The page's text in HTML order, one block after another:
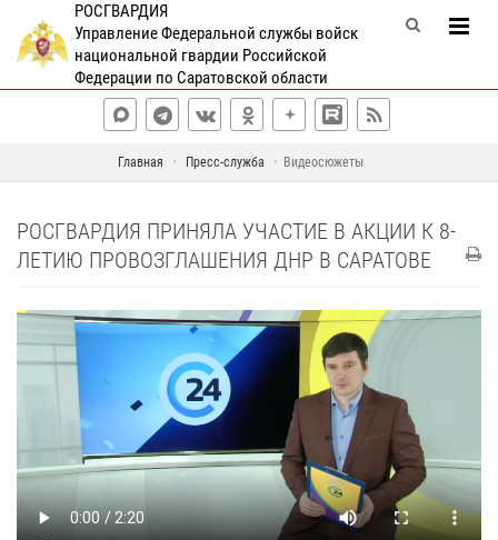
РОСГВАРДИЯ
Управление Федеральной службы войск
национальной гвардии Российской
Федерации по Саратовской области
Главная Пресс-служба Видеосюжеты
РОСГВАРДИЯ ПРИНЯЛА УЧАСТИЕ В АКЦИИ К 8-
ЛЕТИЮ ПРОВОЗГЛАШЕНИЯ ДНР В САРАТОВЕ